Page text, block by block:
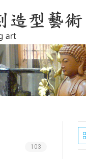
103